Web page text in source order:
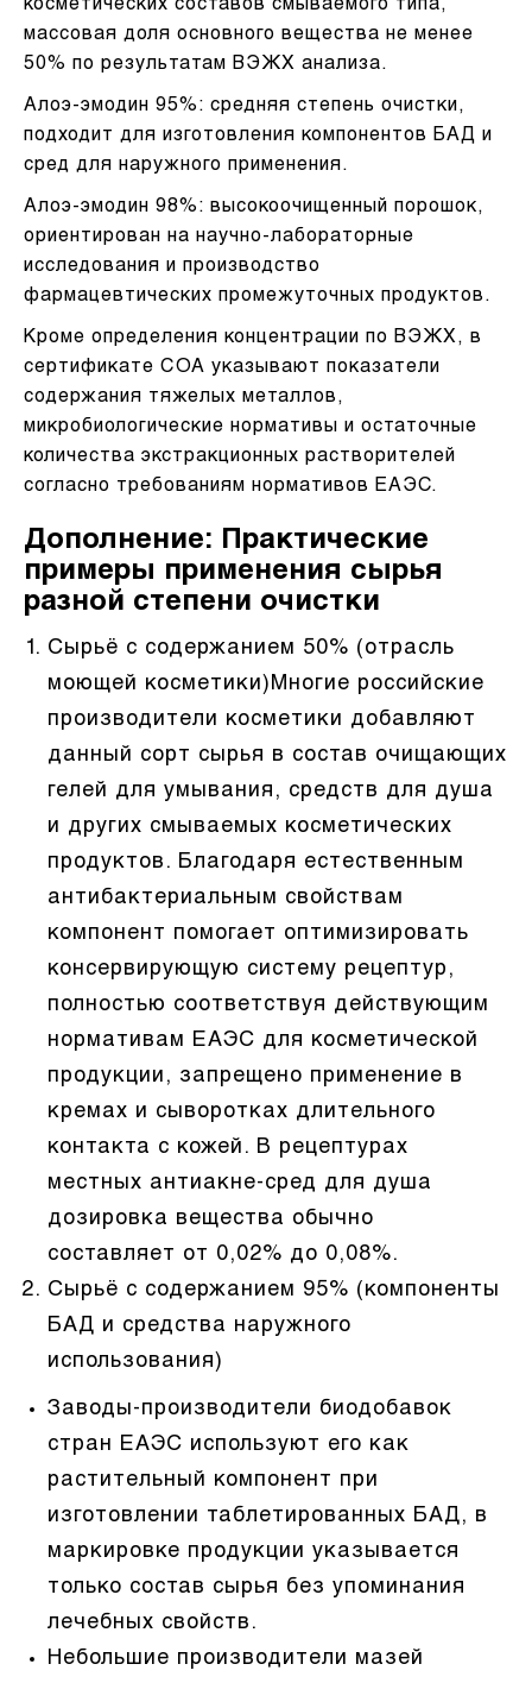
косметических составов смываемого типа,
массовая доля основного вещества не менее
50% по результатам ВЭЖХ анализа.
Алоэ-эмодин 95%: средняя степень очистки,
подходит для изготовления компонентов БАД и
сред для наружного применения.
Алоэ-эмодин 98%: высокоочищенный порошок,
ориентирован на научно-лабораторные
исследования и производство
фармацевтических промежуточных продуктов.
Кроме определения концентрации по ВЭЖХ, в
сертификате СОА указывают показатели
содержания тяжелых металлов,
микробиологические нормативы и остаточные
количества экстракционных растворителей
согласно требованиям нормативов ЕАЭС.
Дополнение: Практические
примеры применения сырья
разной степени очистки
Сырьё с содержанием 50% (отрасль
моющей косметики)Многие российские
производители косметики добавляют
данный сорт сырья в состав очищающих
гелей для умывания, средств для душа
и других смываемых косметических
продуктов. Благодаря естественным
антибактериальным свойствам
компонент помогает оптимизировать
консервирующую систему рецептур,
полностью соответствуя действующим
нормативам ЕАЭС для косметической
продукции, запрещено применение в
кремах и сыворотках длительного
контакта с кожей. В рецептурах
местных антиакне-сред для душа
дозировка вещества обычно
составляет от 0,02% до 0,08%.
Сырьё с содержанием 95% (компоненты
БАД и средства наружного
использования)
Заводы-производители биодобавок
стран ЕАЭС используют его как
растительный компонент при
изготовлении таблетированных БАД, в
маркировке продукции указывается
только состав сырья без упоминания
лечебных свойств.
Небольшие производители мазей